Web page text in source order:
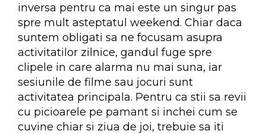
inversa pentru ca mai este un singur pas
spre mult asteptatul weekend. Chiar daca
suntem obligati sa ne focusam asupra
activitatilor zilnice, gandul fuge spre
clipele in care alarma nu mai suna, iar
sesiunile de filme sau jocuri sunt
activitatea principala. Pentru ca stii sa revii
cu picioarele pe pamant si inchei cum se
cuvine chiar si ziua de joi, trebuie sa iti